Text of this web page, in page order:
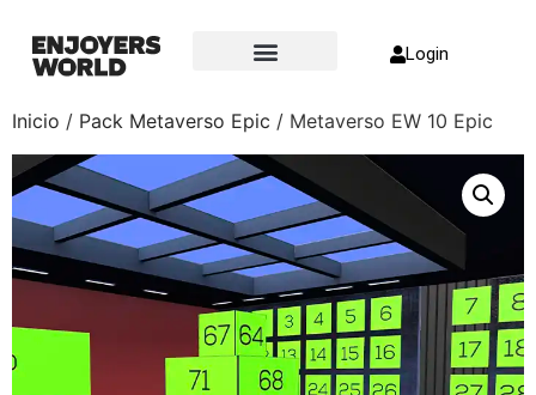
Login
Inicio / Pack Metaverso Epic / Metaverso EW 10 Epic